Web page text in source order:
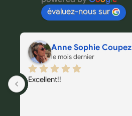
évaluez-nous sur
Anne Sophie Coupez
le mois dernier
Excellent!!